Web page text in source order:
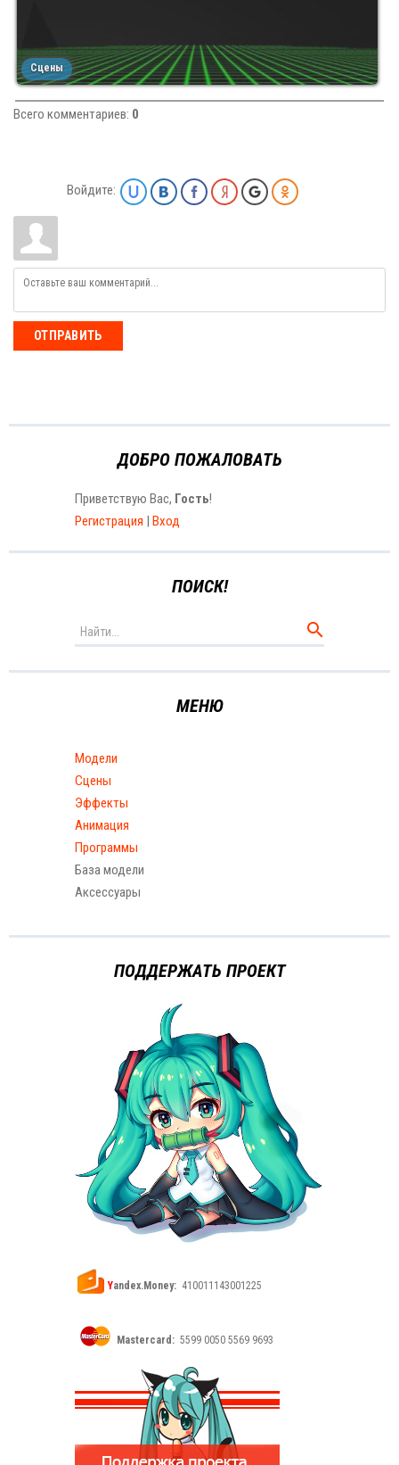
Сцены
Всего комментариев: 0
Войдите:
ОТПРАВИТЬ
ДОБРО ПОЖАЛОВАТЬ
Приветствую Вас, Гость!
Регистрация | Вход
ПОИСК!
МЕНЮ
Модели
Сцены
Эффекты
Анимация
Программы
База модели
Аксессуары
ПОДДЕРЖАТЬ ПРОЕКТ
Yandex.Money: 410011143001225
Mastercard: 5599 0050 5569 9693